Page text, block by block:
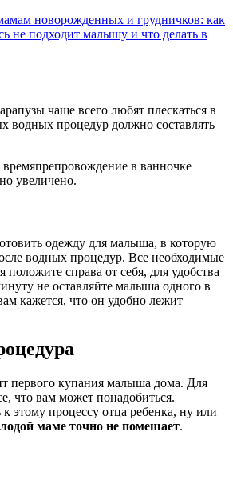
новорожденных и грудничков: как
не подходит малышу и что делать в
чаще всего любят плескаться в
водных процедур должно составлять
в ванночке
увеличено.
одежду для малыша, в которую
водных процедур. Все необходимые
справа от себя, для удобства
не оставляйте малыша одного в
кажется, что он удобно лежит
первого купания малыша дома. Для
что вам может понадобиться.
этому процессу отца ребенка, ну или
маме точно не помешает.